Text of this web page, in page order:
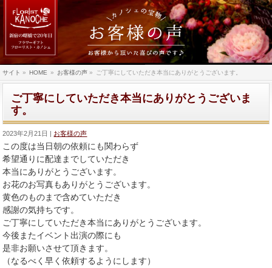
サイト » HOME » お客様の声 » ご丁寧にしていただき本当にありがとうございます。
ご丁寧にしていただき本当にありがとうございま
す。
2023年2月21日 お客様の声
この度は当日朝の依頼にも関わらず
希望通りに配達までしていただき
本当にありがとうございます。
お花のお写真もありがとうございます。
黄色のものまで含めていただき
感謝の気持ちです。
ご丁寧にしていただき本当にありがとうございます。
今後またイベント出演の際にも
是非お願いさせて頂きます。
（なるべく早く依頼するようにします）